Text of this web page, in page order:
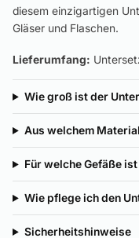
diesem einzigartigen
Gläser und Flaschen.
Lieferumfang:
Wie groß ist der
Aus welchem
Für welche Gefäße
Wie pflege ich den
Sicherheitshinweise